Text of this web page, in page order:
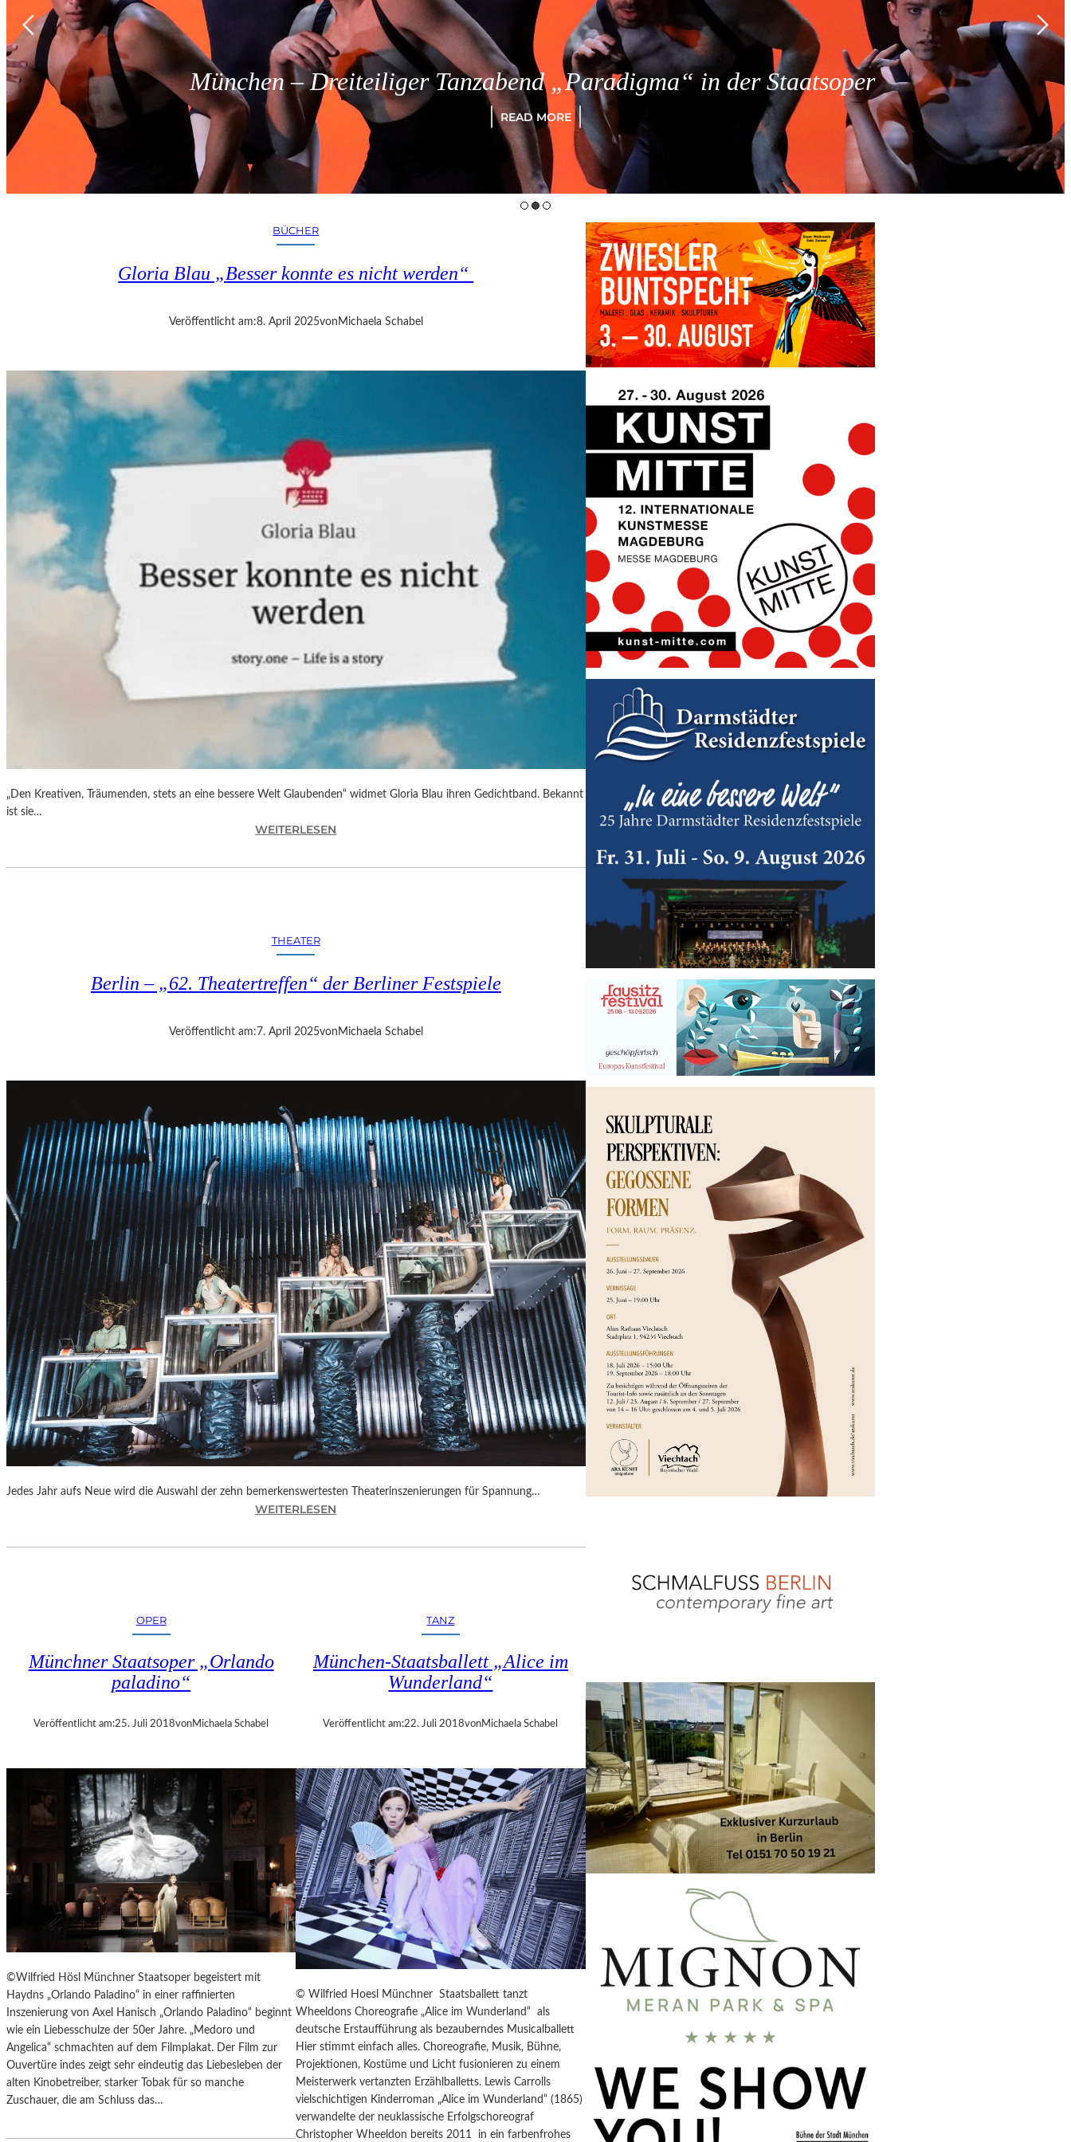
München – Dreiteiliger Tanzabend „Paradigma“ in der Staatsoper
READ MORE
BÜCHER
Gloria Blau „Besser konnte es nicht werden“
Veröffentlicht am:8. April 2025von Michaela Schabel
„Den Kreativen, Träumenden, stets an eine bessere Welt Glaubenden“ widmet Gloria Blau ihren Gedichtband. Bekannt
ist sie…
WEITERLESEN
L
A
B
R
K
O
N
N
T
E
E
S
N
I
C
H
T
W
E
R
D
E
N
THEATER
Berlin – „62. Theatertreffen“ der Berliner Festspiele
Veröffentlicht am: 7. April 2025von Michaela Schabel
Jedes Jahr aufs Neue wird die Auswahl der zehn bemerkenswertesten Theaterinszenierungen für Spannung…
WEITERLESEN
E
6
T
A
T
E
R
T
R
E
F
F
E
“
E
R
B
E
R
L
I
N
OPER
Münchner Staatsoper „Orlando
paladino“
Veröffentlicht am:25. Juli 2018vonMichaela Schabel
©Wilfried Hösl Münchner Staatsoper begeistert mit
Haydns „Orlando Paladino“ in einer raffinierten
Inszenierung von Axel Hanisch „Orlando Paladino“ beginnt
wie ein Liebesschulze der 50er Jahre. „Medoro und
Angelica“ schmachten auf dem Filmplakat. Der Film zur
Ouvertüre indes zeigt sehr eindeutig das Liebesleben der
alten Kinobetreiber, starker Tobak für so manche
Zuschauer, die am Schluss das…
TANZ
München-Staatsballett „Alice im
Wunderland“
Veröffentlicht am:22. Juli 2018vonMichaela Schabel
© Wilfried Hoesl Münchner Staatsballett tanzt
Wheeldons Choreografie „Alice im Wunderland“ als
deutsche Erstaufführung als bezauberndes Musicalballett
Hier stimmt einfach alles. Choreografie, Musik, Bühne,
Projektionen, Kostüme und Licht fusionieren zu einem
Meisterwerk vertanzten Erzählballetts. Lewis Carrolls
vielschichtigen Kinderroman „Alice im Wunderland“ (1865)
verwandelte der neuklassische Erfolgschoreograf
Christopher Wheeldon bereits 2011 in ein farbenfrohes